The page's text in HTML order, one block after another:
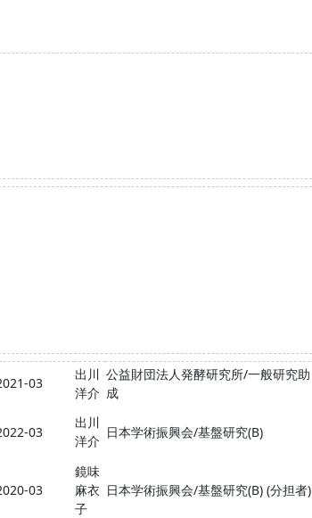
03
出川
洋介
公益財団法人発酵研究所/一般研究助
成
03
出川
洋介
日本学術振興会/基盤研究(B)
03
鏡味
麻衣
子
日本学術振興会/基盤研究(B) (分担者)